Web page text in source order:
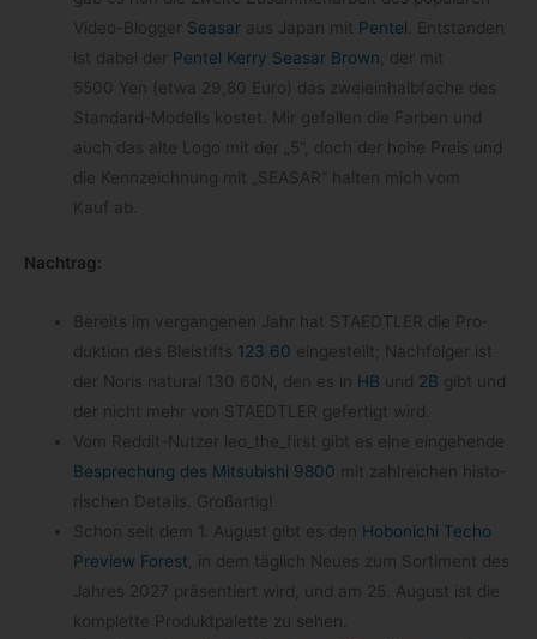
Video-​Blogger Sea­sar aus Japan mit Pen­tel . Ent­stan­den
ist dabei der Pen­tel Kerry Sea­sar Brown , der mit
5500 Yen (etwa 29,80 Euro) das zwei­ein­halb­fa­che des
Standard-​Modells kos­tet. Mir gefal­len die Far­ben und
auch das alte Logo mit der „5“, doch der hohe Preis und
die Kenn­zeich­nung mit „SEASAR“ hal­ten mich vom
Kauf ab.
Nach­trag:
Bereits im ver­gan­ge­nen Jahr hat STAEDTLER die Pro­
duk­tion des Blei­stifts 123 60 ein­ge­stellt; Nach­fol­ger ist
der Noris natu­ral 130 60N, den es in HB und 2B gibt und
der nicht mehr von STAEDTLER gefer­tigt wird.
Vom Reddit-​Nutzer leo_​the_​first gibt es eine ein­ge­hende
Bespre­chung des Mitsu­bi­shi 9800 mit zahl­rei­chen his­to­
ri­schen Details. Großartig!
Schon seit dem 1. August gibt es den Hobo­ni­chi Techo
Pre­view Forest , in dem täg­lich Neues zum Sor­ti­ment des
Jah­res 2027 prä­sen­tiert wird, und am 25. August ist die
kom­plette Pro­dukt­pa­lette zu sehen.